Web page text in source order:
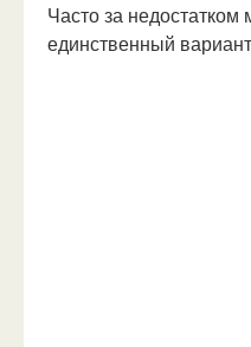
Часто за
единственный